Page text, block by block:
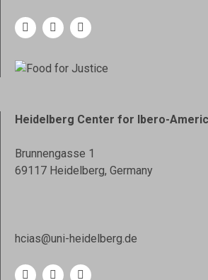
Heidelberg Center for Ibero-
Brunnengasse 1
69117 Heidelberg, Germany
hcias@uni-heidelberg.de